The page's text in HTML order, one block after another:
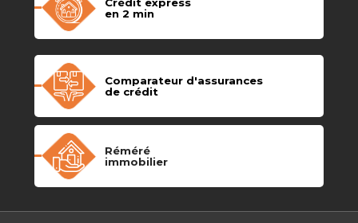
en 2 min
Comparateur d'assurances
de crédit
Réméré
immobilier